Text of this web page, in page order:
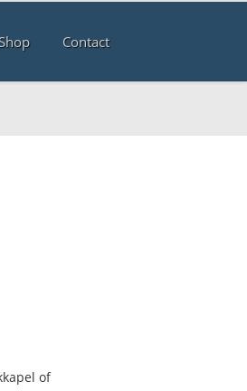
Contact
of